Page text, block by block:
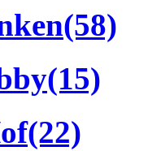
(58)
(15)
(22)